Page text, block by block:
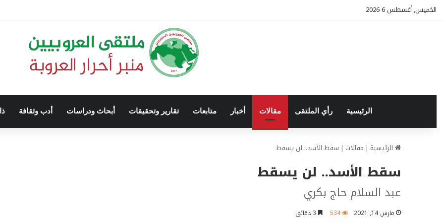
الخميس, أغسطس 6 2026
الرئيسية رأي الملتقى مقالات أخبار متابعات تقارير وتحقيقات أبحاث ودراسات أدب وثقافة
الرئيسية | مقالات | سقط الأسد.. لن يسقط
سقط الأسد.. لن يسقط
عبد السلام حاج بكري
مارس 14, 2021 534